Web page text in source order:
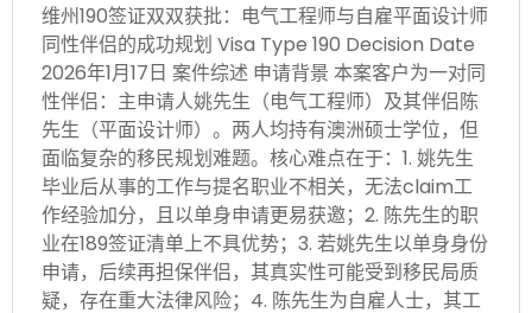
维州190签证双双获批：电气工程师与自雇平面设计师
同性伴侣的成功规划 Visa Type 190 Decision Date
2026年1月17日 案件综述 申请背景 本案客户为一对同
性伴侣：主申请人姚先生（电气工程师）及其伴侣陈
先生（平面设计师）。两人均持有澳洲硕士学位，但
面临复杂的移民规划难题。核心难点在于：1. 姚先生
毕业后从事的工作与提名职业不相关，无法claim工
作经验加分，且以单身申请更易获邀；2. 陈先生的职
业在189签证清单上不具优势；3. 若姚先生以单身身份
申请，后续再担保伴侣，其真实性可能受到移民局质
疑，存在重大法律风险；4. 陈先生为自雇人士，其工